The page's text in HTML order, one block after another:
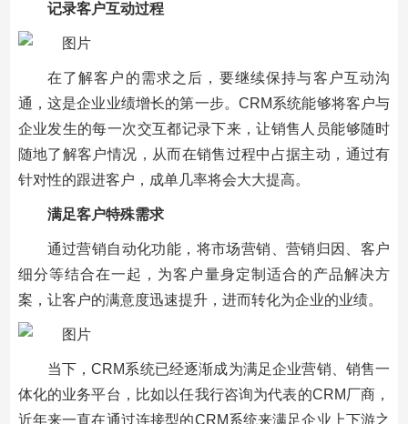
记录客户互动过程
在了解客户的需求之后，要继续保持与客户互动沟
通，这是企业业绩增长的第一步。CRM系统能够将客户与
企业发生的每一次交互都记录下来，让销售人员能够随时
随地了解客户情况，从而在销售过程中占据主动，通过有
针对性的跟进客户，成单几率将会大大提高。
满足客户特殊需求
通过营销自动化功能，将市场营销、营销归因、客户
细分等结合在一起，为客户量身定制适合的产品解决方
案，让客户的满意度迅速提升，进而转化为企业的业绩。
当下，CRM系统已经逐渐成为满足企业营销、销售一
体化的业务平台，比如以任我行咨询为代表的CRM厂商，
近年来一直在通过连接型的CRM系统来满足企业上下游之